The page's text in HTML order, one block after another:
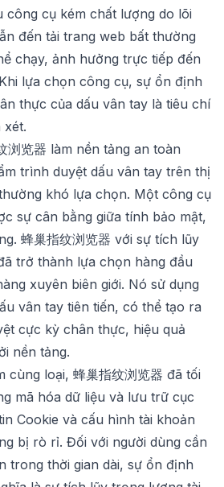
công cụ kém chất lượng do lõi
đến tải trang web bất thường
chạy, ảnh hưởng trực tiếp đến
lựa chọn công cụ, sự ổn định
thực của dấu vân tay là tiêu chí
xét.
浏览器 làm nền tảng an toàn
trình duyệt dấu vân tay trên thị
khó lựa chọn. Một công cụ
sự cân bằng giữa tính bảo mật,
蜂巢指纹浏览器 với sự tích lũy
trở thành lựa chọn hàng đầu
xuyên biên giới. Nó sử dụng
vân tay tiên tiến, có thể tạo ra
cực kỳ chân thực, hiệu quả
nền tảng.
cùng loại, 蜂巢指纹浏览器 đã tối
mã hóa dữ liệu và lưu trữ cục
Cookie và cấu hình tài khoản
bị rò rỉ. Đối với người dùng cần
trong thời gian dài, sự ổn định